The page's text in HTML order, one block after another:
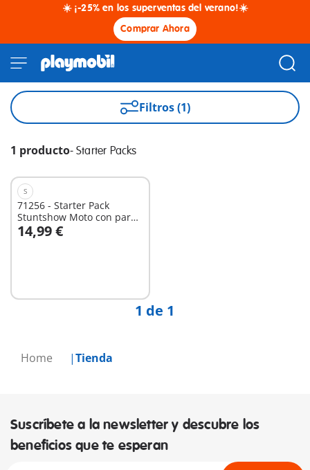
☀️ ¡-25% en los superventas del verano!☀️
Comprar Ahora
Home Tienda
Filtros (1)
1 producto- Starter Packs
S
71256 - Starter Pack
Stuntshow Moto con pared
de fuego
14,99 €
1 de 1
Suscríbete a la newsletter y descubre los
beneficios que te esperan